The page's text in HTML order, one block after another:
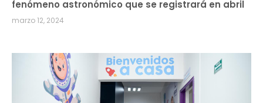
fenómeno astronómico que se registrará en abril
marzo 12, 2024